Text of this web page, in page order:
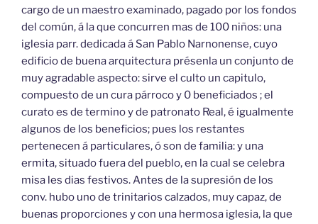
cargo de un maestro examinado, pagado por los fondos
del común, á la que concurren mas de 100 niños: una
iglesia parr. dedicada á San Pablo Narnonense, cuyo
edificio de buena arquitectura présenla un conjunto de
muy agradable aspecto: sirve el culto un capitulo,
compuesto de un cura párroco y 0 beneficiados ; el
curato es de termino y de patronato Real, é igualmente
algunos de los beneficios; pues los restantes
pertenecen á particulares, ó son de familia: y una
ermita, situado fuera del pueblo, en la cual se celebra
misa les dias festivos. Antes de la supresión de los
conv. hubo uno de trinitarios calzados, muy capaz, de
buenas proporciones y con una hermosa iglesia, la que